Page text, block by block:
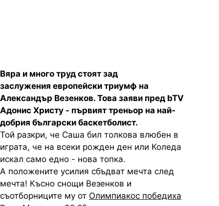
Вяра и много труд стоят зад
заслужения европейски триумф на
Александър Везенков. Това заяви пред bTV
Адонис Христу - първият треньор на най-
добрия български баскетболист.
Той разкри, че Саша бил толкова влюбен в
играта, че на всеки рожден ден или Коледа
искал само едно - нова топка.
А положените усилия сбъдват мечта след
мечта! Късно снощи Везенков и
съотборниците му от Олимпиакос победиха